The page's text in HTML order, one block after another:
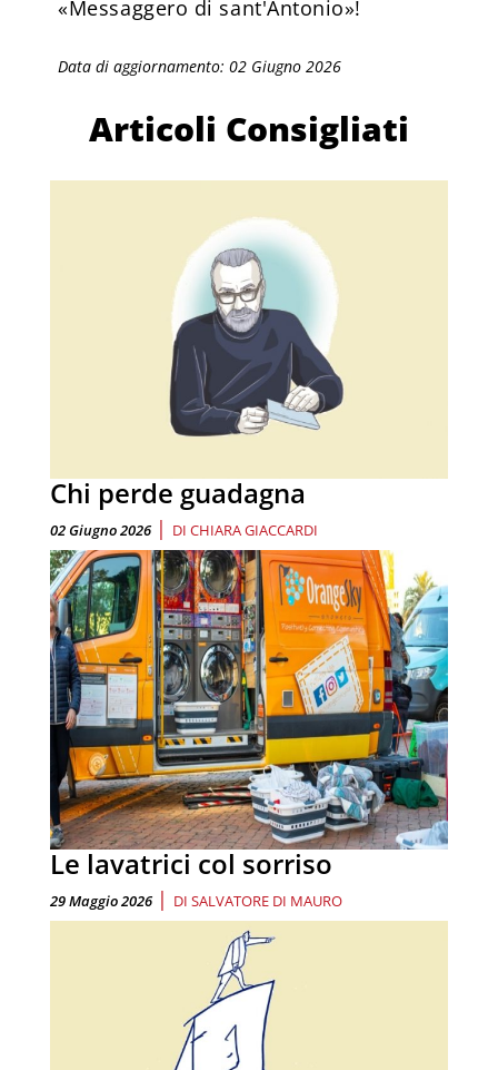
«Messaggero di sant'Antonio»!
Data di aggiornamento: 02 Giugno 2026
Articoli Consigliati
Chi perde guadagna
02 Giugno 2026 | DI CHIARA GIACCARDI
Le lavatrici col sorriso
29 Maggio 2026 | DI SALVATORE DI MAURO